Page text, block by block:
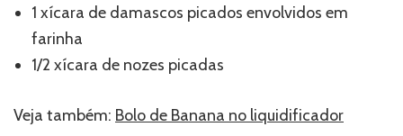
1 xícara de damascos picados envolvidos em
farinha
1/2 xícara de nozes picadas
Veja também: Bolo de Banana no liquidificador